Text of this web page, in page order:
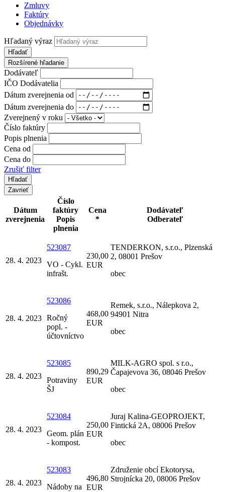
Zmluvy
Faktúry
Objednávky
Hľadaný výraz
Hľadať
Rozšírené hľadanie
Dodávateľ
IČO Dodávatelia
Dátum zverejnenia od
Dátum zverejnenia do
Zverejnený v roku
Číslo faktúry
Popis plnenia
Cena od
Cena do
Zrušiť filter
Zavrieť
Dátum
zverejnenia
Číslo
faktúry
Popis
plnenia
Cena
*
Dodávateľ
Odberateľ
28. 4. 2023
523087
VO - Cykl.
infrašt.
230,00
EUR
TENDERKON, s.r.o., Plzenská
2, 08001 Prešov
obec
28. 4. 2023
523086
Ročný
popl. -
účtovníctvo
468,00
EUR
Remek, s.r.o., Nálepkova 2,
94901 Nitra
obec
28. 4. 2023
523085
Potraviny
ŠJ
890,29
EUR
MILK-AGRO spol. s r.o.,
Čapajevova 36, 08046 Prešov
obec
28. 4. 2023
523084
Geom. plán
- kompost.
250,00
EUR
Juraj Kalina-GEOPROJEKT,
Fintická 2A, 08006 Prešov
obec
28. 4. 2023
523083
Nádoby na
496,80
EUR
Združenie obcí Ekotorysa,
Strojnícka 20, 08006 Prešov